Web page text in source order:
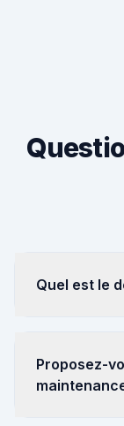
Quel est le
Proposez-